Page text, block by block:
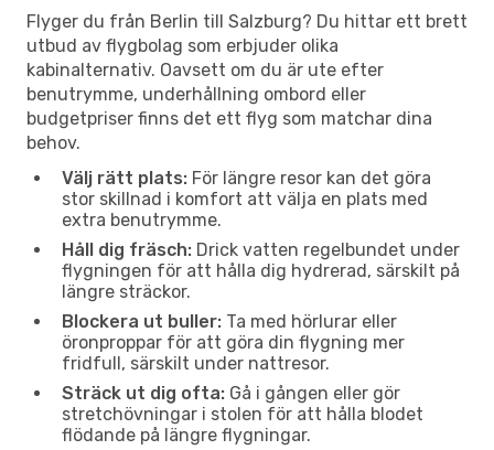
Flyger du från Berlin till Salzburg? Du hittar ett brett
utbud av flygbolag som erbjuder olika
kabinalternativ. Oavsett om du är ute efter
benutrymme, underhållning ombord eller
budgetpriser finns det ett flyg som matchar dina
behov.
Välj rätt plats: För längre resor kan det göra
stor skillnad i komfort att välja en plats med
extra benutrymme.
Håll dig fräsch: Drick vatten regelbundet under
flygningen för att hålla dig hydrerad, särskilt på
längre sträckor.
Blockera ut buller: Ta med hörlurar eller
öronproppar för att göra din flygning mer
fridfull, särskilt under nattresor.
Sträck ut dig ofta: Gå i gången eller gör
stretchövningar i stolen för att hålla blodet
flödande på längre flygningar.